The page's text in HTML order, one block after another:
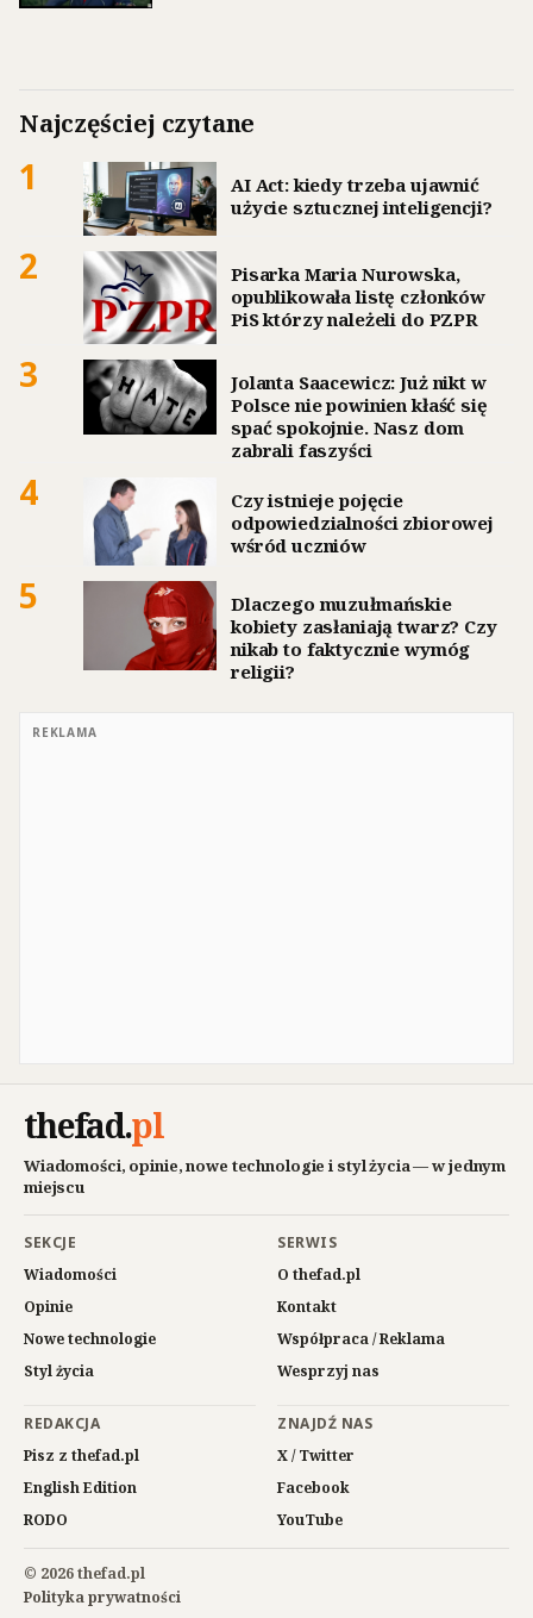
Najczęściej czytane
1
AI Act: kiedy trzeba ujawnić
użycie sztucznej inteligencji?
2
Pisarka Maria Nurowska,
opublikowała listę członków
PiS którzy należeli do PZPR
3
Jolanta Saacewicz: Już nikt w
Polsce nie powinien kłaść się
spać spokojnie. Nasz dom
zabrali faszyści
4
Czy istnieje pojęcie
odpowiedzialności zbiorowej
wśród uczniów
5
Dlaczego muzułmańskie
kobiety zasłaniają twarz? Czy
nikab to faktycznie wymóg
religii?
REKLAMA
thefad.pl
Wiadomości, opinie, nowe technologie i styl życia — w jednym
miejscu
SEKCJE
Wiadomości
Opinie
Nowe technologie
Styl życia
SERWIS
O thefad.pl
Kontakt
Współpraca / Reklama
Wesprzyj nas
REDAKCJA
Pisz z thefad.pl
English Edition
RODO
ZNAJDŹ NAS
X / Twitter
Facebook
YouTube
© 2026 thefad.pl
Polityka prywatności